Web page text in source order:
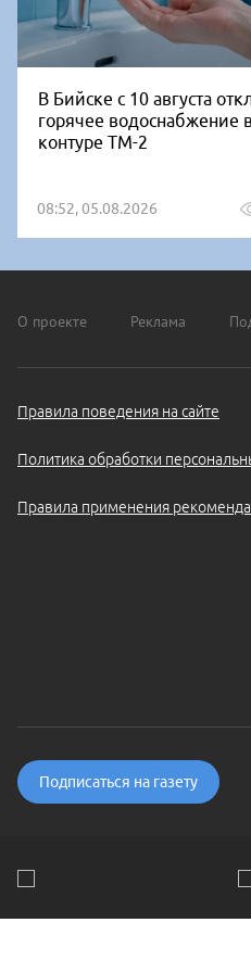
В Бийске с 10 августа
горячее водоснабжение в
контуре ТМ-2
08:52, 05.08.2026
О проекте Реклама
Правила поведения на сайте
Политика обработки
Правила применения
Подписаться на газету